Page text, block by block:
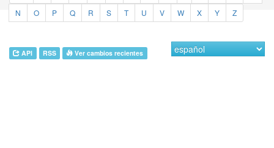
N
O P Q R S T U V W X Y Z
API RSS Ver cambios recientes